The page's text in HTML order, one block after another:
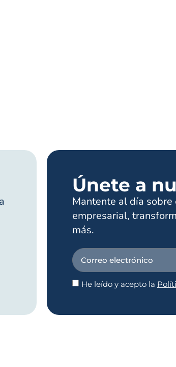
Únete a
Mantente al día
empresarial,
más.
He leído y acepto la